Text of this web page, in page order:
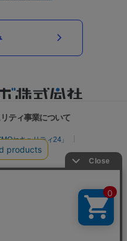
ティ事業について
セキュリティ24」
断